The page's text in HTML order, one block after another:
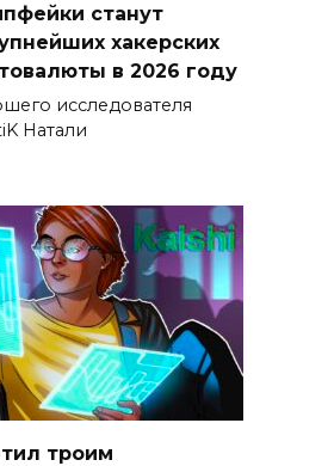
станут
хакерских
в 2026 году
исследователя
Натали
троим